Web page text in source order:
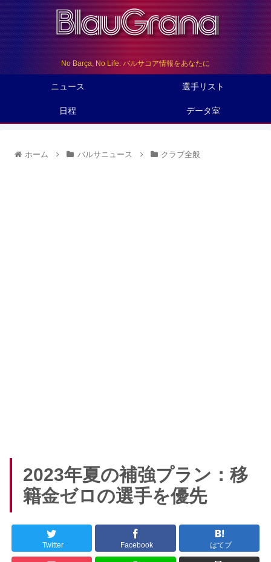
No Barça, No Life. バルサコア情報をあなたに
ニュース 選手リスト
日程 データ室
ホーム バルサニュース クラブ全般
2023年夏の補強プラン：移
籍金ゼロの選手を優先
Twitter Facebook はてブ